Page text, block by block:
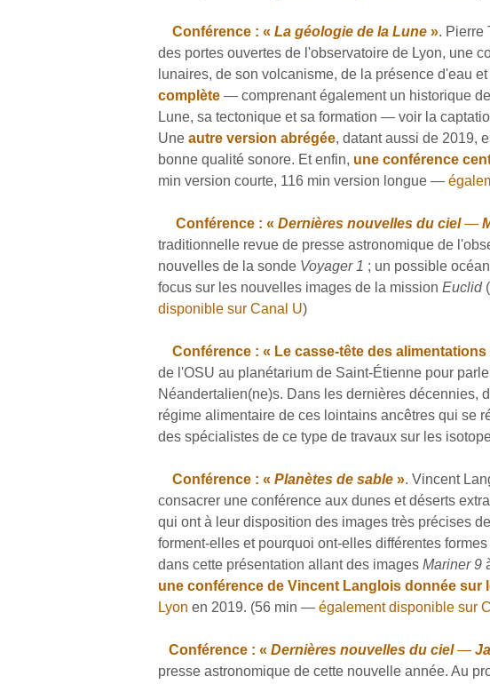
Conférence : « La géologie de la Lune». Pierre
des portes ouvertes de l'observatoire de Lyon, une
lunaires, de son volcanisme, de la présence d'eau
complète— comprenant également un historique
Lune, sa tectonique et sa formation — voir la
Une autre version abrégée, datant aussi de 2019,
bonne qualité sonore. Et enfin, une conférence
min version courte, 116 min version longue —
Conférence : « Dernières nouvelles du ciel—
traditionnelle revue de presse astronomique de
nouvelles de la sonde Voyager 1 ; un possible
focus sur les nouvelles images de la mission Euclid
disponible sur Canal U)
Conférence : « Le casse-tête des
de l'OSU au planétarium de Saint-Étienne pour
Néandertalien(ne)s. Dans les dernières décennies,
régime alimentaire de ces lointains ancêtres qui se
des spécialistes de ce type de travaux sur les
Conférence : « Planètes de sable». Vincent
consacrer une conférence aux dunes et déserts
qui ont à leur disposition des images très précises
forment-elles et pourquoi ont-elles différentes
dans cette présentation allant des images Mariner 9
une conférence de Vincent Langlois donnée sur
Lyon en 2019. (56 min — également disponible sur
Conférence : « Dernières nouvelles du ciel—
presse astronomique de cette nouvelle année. Au